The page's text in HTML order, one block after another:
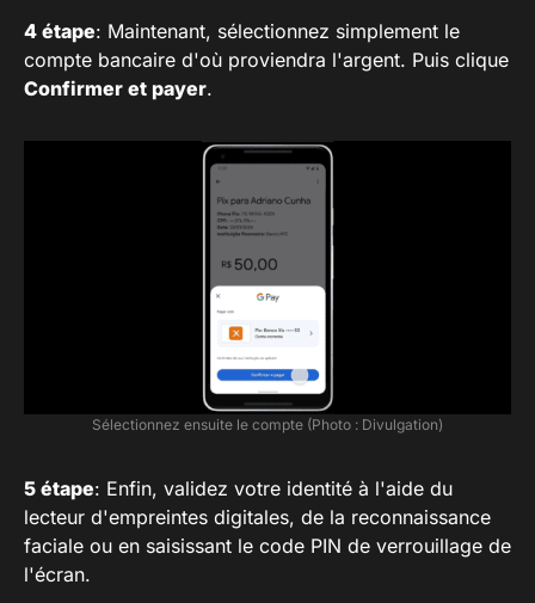
4 étape: Maintenant, sélectionnez simplement le
compte bancaire d'où proviendra l'argent. Puis clique
Confirmer et payer.
Sélectionnez ensuite le compte (Photo : Divulgation)
5 étape: Enfin, validez votre identité à l'aide du
lecteur d'empreintes digitales, de la reconnaissance
faciale ou en saisissant le code PIN de verrouillage de
l'écran.